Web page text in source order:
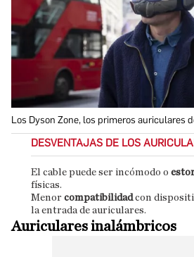
Los Dyson Zone, los primeros auriculares
DESVENTAJAS DE LOS
El cable puede ser incómodo o
físicas.
Menor compatibilidadcon
la entrada de auriculares.
Auriculares inalámbricos